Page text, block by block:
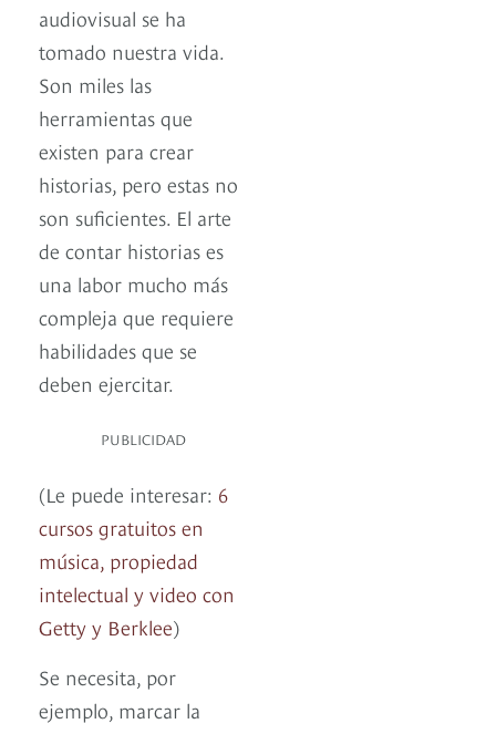
audiovisual se ha
tomado nuestra vida.
Son miles las
herramientas que
existen para crear
historias, pero estas no
son suficientes. El arte
de contar historias es
una labor mucho más
compleja que requiere
habilidades que se
deben ejercitar.
PUBLICIDAD
(Le puede interesar: 6
cursos gratuitos en
música, propiedad
intelectual y video con
Getty y Berklee)
Se necesita, por
ejemplo, marcar la